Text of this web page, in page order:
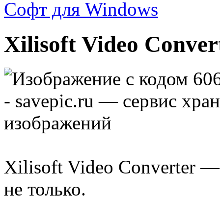
Софт для Windows
Xilisoft Video
Xilisoft Video Converter —
не только.